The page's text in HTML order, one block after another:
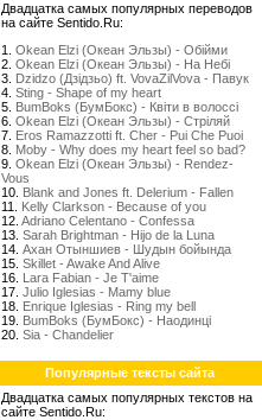
Двадцатка самых популярных переводов
на сайте Sentido.Ru:
1. Okean Elzi (Океан Эльзы) - Обійми
2. Okean Elzi (Океан Эльзы) - На Небі
3. Dzidzo (Дзідзьо) ft. VovaZilVova - Павук
4. Sting - Shape of my heart
5. BumBoks (БумБокс) - Квіти в волоссі
6. Okean Elzi (Океан Эльзы) - Стрiляй
7. Eros Ramazzotti ft. Cher - Pui Che Puoi
8. Moby - Why does my heart feel so bad?
9. Okean Elzi (Океан Эльзы) - Rendez-
Vous
10. Blank and Jones ft. Delerium - Fallen
11. Kelly Clarkson - Because of you
12. Adriano Celentano - Confessa
13. Sarah Brightman - Hijo de la Luna
14. Ахан Отыншиев - Шудын бойында
15. Skillet - Awake And Alive
16. Lara Fabian - Je T'aime
17. Julio Iglesias - Mamy blue
18. Enrique Iglesias - Ring my bell
19. BumBoks (БумБокс) - Наодинці
20. Sia - Chandelier
Популярные тексты сайта
Двадцатка самых популярных текстов на
сайте Sentido.Ru: